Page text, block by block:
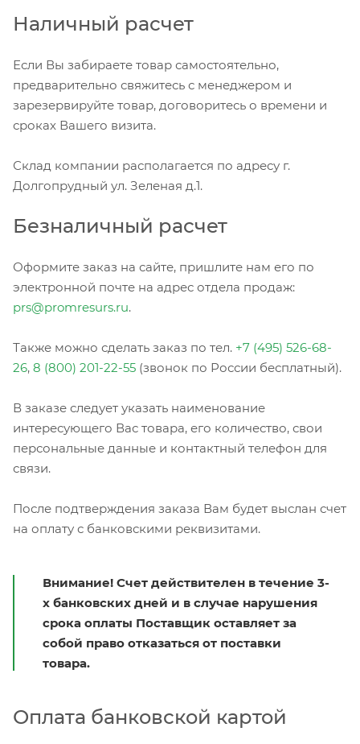
Наличный расчет
Если Вы забираете товар самостоятельно,
предварительно свяжитесь с менеджером и
зарезервируйте товар, договоритесь о времени и
сроках Вашего визита.
Склад компании располагается по адресу г.
Долгопрудный ул. Зеленая д.1.
Безналичный расчет
Оформите заказ на сайте, пришлите нам его по
электронной почте на адрес отдела продаж:
prs@promresurs.ru.
Также можно сделать заказ по тел. +7 (495) 526-68-
26, 8 (800) 201-22-55 (звонок по России бесплатный).
В заказе следует указать наименование
интересующего Вас товара, его количество, свои
персональные данные и контактный телефон для
связи.
После подтверждения заказа Вам будет выслан счет
на оплату с банковскими реквизитами.
Внимание! Счет действителен в течение 3-
х банковских дней и в случае нарушения
срока оплаты Поставщик оставляет за
собой право отказаться от поставки
товара.
Оплата банковской картой